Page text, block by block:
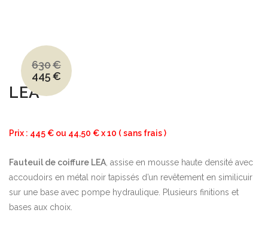
LEA
630€
Le
prix
initial
était :
445€
Le
prix
actuel
est :
Prix : 445 € ou 44,50 € x 10 ( sans frais )
Fauteuil de coiffure LEA , assise en mousse haute densité avec
accoudoirs en métal noir tapissés d’un revêtement en similicuir
sur une base avec pompe hydraulique. Plusieurs finitions et
bases aux choix.